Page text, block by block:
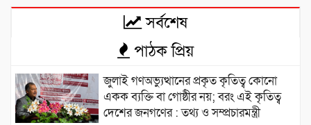
সর্বশেষ
পাঠক প্রিয়
জুলাই গণঅভ্যুত্থানের প্রকৃত কৃতিত্ব কোনো
একক ব্যক্তি বা গোষ্ঠীর নয়; বরং এই কৃতিত্ব
দেশের জনগণের : তথ্য ও সম্প্রচারমন্ত্রী